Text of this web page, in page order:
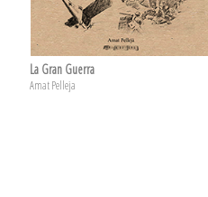
La Gran Guerra
Amat Pelleja